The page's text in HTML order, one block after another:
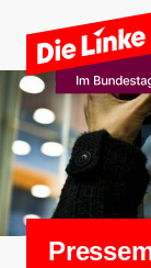
Zum Hauptinhalt